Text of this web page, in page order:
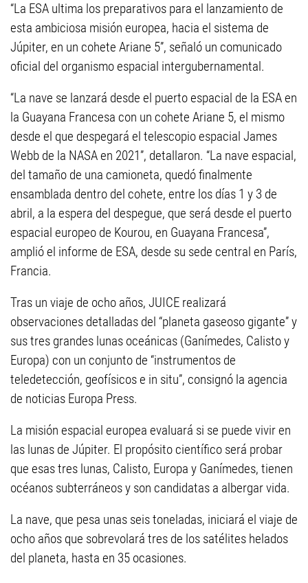
“La ESA ultima los preparativos para el lanzamiento de
esta ambiciosa misión europea, hacia el sistema de
Júpiter, en un cohete Ariane 5”, señaló un comunicado
oficial del organismo espacial intergubernamental.
“La nave se lanzará desde el puerto espacial de la ESA en
la Guayana Francesa con un cohete Ariane 5, el mismo
desde el que despegará el telescopio espacial James
Webb de la NASA en 2021”, detallaron. “La nave espacial,
del tamaño de una camioneta, quedó finalmente
ensamblada dentro del cohete, entre los días 1 y 3 de
abril, a la espera del despegue, que será desde el puerto
espacial europeo de Kourou, en Guayana Francesa”,
amplió el informe de ESA, desde su sede central en París,
Francia.
Tras un viaje de ocho años, JUICE realizará
observaciones detalladas del “planeta gaseoso gigante” y
sus tres grandes lunas oceánicas (Ganímedes, Calisto y
Europa) con un conjunto de “instrumentos de
teledetección, geofísicos e in situ”, consignó la agencia
de noticias Europa Press.
La misión espacial europea evaluará si se puede vivir en
las lunas de Júpiter. El propósito científico será probar
que esas tres lunas, Calisto, Europa y Ganímedes, tienen
océanos subterráneos y son candidatas a albergar vida.
La nave, que pesa unas seis toneladas, iniciará el viaje de
ocho años que sobrevolará tres de los satélites helados
del planeta, hasta en 35 ocasiones.